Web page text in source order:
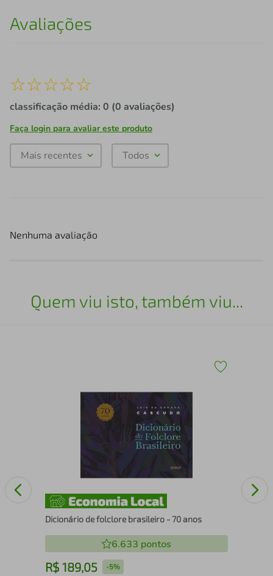
Avaliações
☆☆☆☆☆
classificação média: 0 (0 avaliações)
Faça login para avaliar este produto
Mais recentes Todos
Nenhuma avaliação
Quem viu isto, também viu...
Dicionário de folclore brasileiro - 70 anos
6.633 pontos
R$ 189,05 -5%